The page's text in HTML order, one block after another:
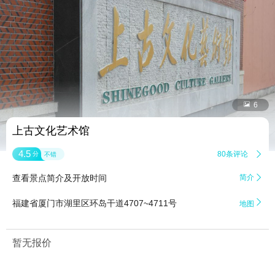
 6
上古文化艺术馆
4.5 分 不错 80条评论 
查看景点简介及开放时间 简介 
福建省厦门市湖里区环岛干道4707~4711号 地图 
暂无报价
